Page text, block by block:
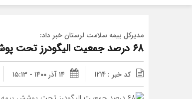
مدیرکل بیمه سلامت لرستان خبر داد:
۶۸ درصد جمعیت الیگودرز تحت پوشش بیمه سلامتند
کد خبر : 1214 ۱۴ آذر ۱۴۰۰ - ۱۵:۱۳